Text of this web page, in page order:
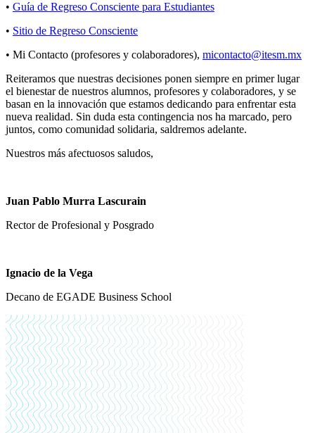
• Guía de Regreso Consciente para Estudiantes
• Sitio de Regreso Consciente
• Mi Contacto (profesores y colaboradores), micontacto@itesm.mx
Reiteramos que nuestras decisiones ponen siempre en primer lugar
el bienestar de nuestros alumnos, profesores y colaboradores, y se
basan en la innovación que estamos dedicando para enfrentar esta
nueva realidad. Sin duda esta contingencia nos ha marcado, pero
juntos, como comunidad solidaria, saldremos adelante.
Nuestros más afectuosos saludos,
Juan Pablo Murra Lascurain
Rector de Profesional y Posgrado
Ignacio de la Vega
Decano de EGADE Business School